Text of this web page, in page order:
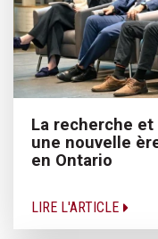
La recherche
une nouvelle
en Ontario
LIRE L'ARTICLE